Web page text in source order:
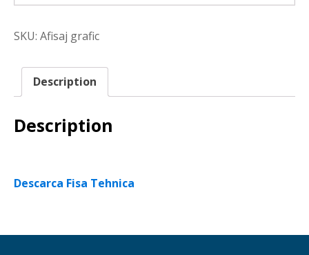
SKU: Afisaj grafic
Description
Description
Descarca Fisa Tehnica